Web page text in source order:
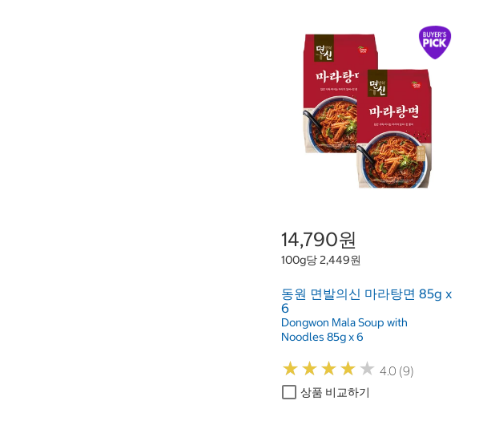
14,790원
100g당 2,449원
동원 면발의신 마라탕면 85g x
6
Dongwon Mala Soup with
Noodles 85g x 6
★★★★ ★
★★★★ ★ 4.0 (9)
상품 비교하기